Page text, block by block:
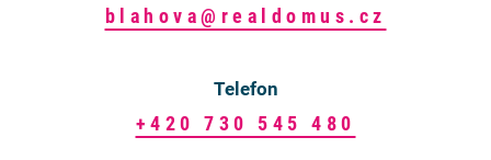
blahova@realdomus.cz
Telefon
+420 730 545 480